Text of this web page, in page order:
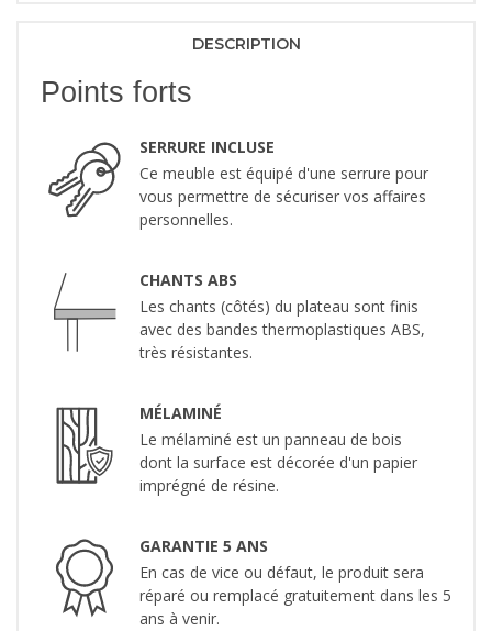
DESCRIPTION
Points forts
SERRURE INCLUSE
Ce meuble est équipé d'une serrure pour
vous permettre de sécuriser vos affaires
personnelles.
CHANTS ABS
Les chants (côtés) du plateau sont finis
avec des bandes thermoplastiques ABS,
très résistantes.
MÉLAMINÉ
Le mélaminé est un panneau de bois
dont la surface est décorée d'un papier
imprégné de résine.
GARANTIE 5 ANS
En cas de vice ou défaut, le produit sera
réparé ou remplacé gratuitement dans les 5
ans à venir.